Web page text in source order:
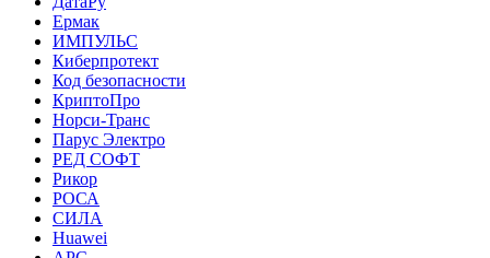
Ермак
ИМПУЛЬС
Киберпротект
Код безопасности
КриптоПро
Норси-Транс
Парус Электро
РЕД СОФТ
Рикор
РОСА
СИЛА
Huawei